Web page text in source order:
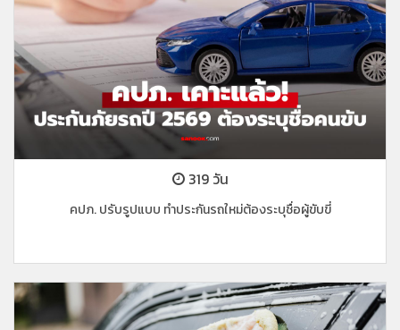
319 วัน
คปภ. ปรับรูปแบบ ทำประกันรถใหม่ต้องระบุชื่อผู้ขับขี่